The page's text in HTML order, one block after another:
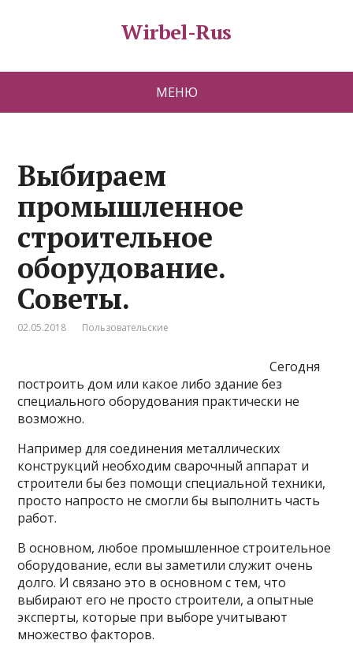
Wirbel-Rus
МЕНЮ
Выбираем
промышленное
строительное
оборудование.
Советы.
02.05.2018 Пользовательские
Сегодня
построить дом или какое либо здание без
специального оборудования практически не
возможно.
Например для соединения металлических
конструкций необходим сварочный аппарат и
строители бы без помощи специальной техники,
просто напросто не смогли бы выполнить часть
работ.
В основном, любое промышленное строительное
оборудование, если вы заметили служит очень
долго. И связано это в основном с тем, что
выбирают его не просто строители, а опытные
эксперты, которые при выборе учитывают
множество факторов.